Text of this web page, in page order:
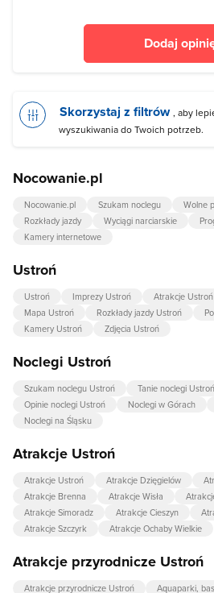
Dodaj
Skorzystaj z filtrów , aby
wyszukiwania do Twoich potrzeb.
Nocowanie.pl
Nocowanie.pl Szukam noclegu Wolne
Rozkłady jazdy
Wyciągi narciarskie
Kamery internetowe
Ustroń
Ustroń Imprezy Ustroń Atrakcje Ustroń
Mapa Ustroń
Rozkłady jazdy Ustroń
Kamery Ustroń
Zdjęcia Ustroń
Noclegi Ustroń
Szukam noclegu Ustroń Tanie noclegi Ustroń
Opinie noclegi Ustroń
Noclegi w Górach
Noclegi na Śląsku
Atrakcje Ustroń
Atrakcje Ustroń Atrakcje Dzięgielów
Atrakcje Brenna
Atrakcje Wisła
Atrakcje Simoradz
Atrakcje Cieszyn
Atrakcje Szczyrk
Atrakcje Ochaby Wielkie
Atrakcje przyrodnicze Ustroń
Atrakcje przyrodnicze Ustroń Aquaparki,